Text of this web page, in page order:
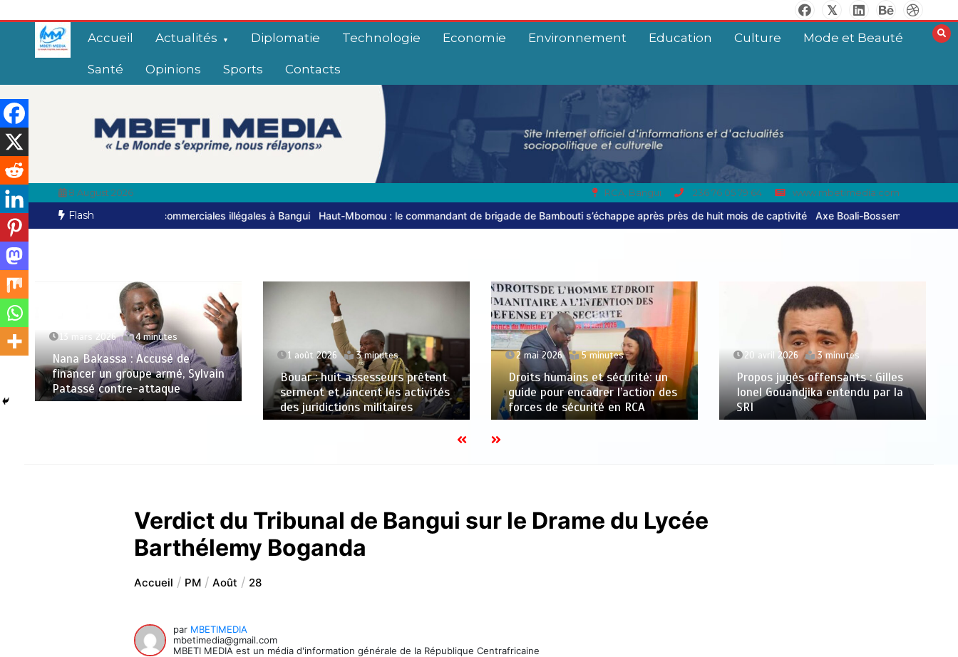
Accueil Actualités Diplomatie Technologie Economie Environnement Education Culture Mode et Beauté
Santé Opinions Sports Contacts
8 August 2026 RCA, Bangui 236 76 05 79 64 www.mbetimedia.com
Flash
commerciales illégales à Bangui Haut-Mbomou : le commandant de brigade de Bambouti s’échappe après près de huit mois de captivité Axe Boali-Bossembélé : un camion gros porteur se
13 mars 2026 4 minutes
Nana Bakassa : Accusé de
financer un groupe armé, Sylvain
Patassé contre-attaque
1 août 2026 3 minutes
Bouar : huit assesseurs prêtent
serment et lancent les activités
des juridictions militaires
2 mai 2026 5 minutes
Droits humains et sécurité: un
guide pour encadrer l’action des
forces de sécurité en RCA
20 avril 2026 3 minutes
Propos jugés offensants : Gilles
Ionel Gouandjika entendu par la
SRI
Verdict du Tribunal de Bangui sur le Drame du Lycée
Barthélemy Boganda
Accueil PM Août 28
par MBETIMEDIA
mbetimedia@gmail.com
MBETI MEDIA est un média d'information générale de la République Centrafricaine